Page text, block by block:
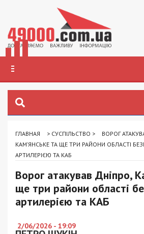
ГЛАВНАЯ > СУСПІЛЬСТВО >
ВОРОГ
КАМ’ЯНСЬКЕ ТА ЩЕ ТРИ РАЙОНИ ОБЛАСТІ
АРТИЛЕРІЄЮ ТА КАБ
Ворог атакував Дніпро,
ще три райони області
артилерією та КАБ
2/06/2026 - 19:09